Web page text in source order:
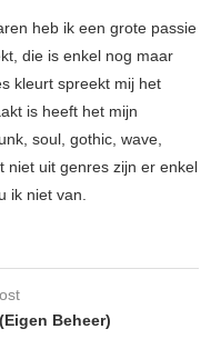
heb ik een grote passie
die is enkel nog maar
kleurt spreekt mij het
is heeft het mijn
soul, gothic, wave,
niet uit genres zijn er enkel
ik niet van.
Beheer)